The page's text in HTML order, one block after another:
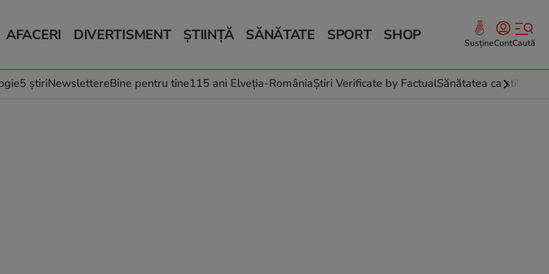
AFACERI
Auto
Locuri de muncă
DIVERTISMENT
Horoscop
Muzică și Filme
ȘTIINȚĂ
Schimbări climatice
SĂNĂTATE
Relații
Rețete culinare
SPORT SHOP SusțineContCaută
5 știriNewslettereBine pentru tine115 ani Elveția-RomâniaȘtiri Verificate by FactualSănătatea ca stil de